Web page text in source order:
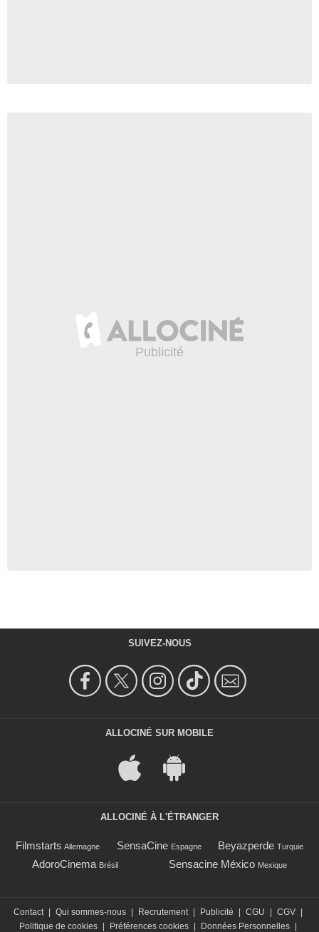
SUIVEZ-NOUS
ALLOCINÉ SUR MOBILE
ALLOCINÉ À L'ÉTRANGER
Filmstarts Allemagne SensaCine Espagne Beyazperde Turquie
AdoroCinema Brésil Sensacine México Mexique
Contact Qui sommes-nous Recrutement Publicité CGU CGV
Politique de cookies
Préférences cookies Données Personnelles